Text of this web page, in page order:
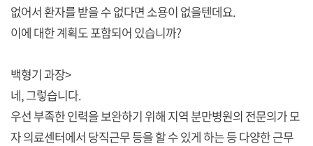
없어서 환자를 받을 수 없다면 소용이 없을텐데요.
이에 대한 계획도 포함되어 있습니까?
백형기 과장>
네, 그렇습니다.
우선 부족한 인력을 보완하기 위해 지역 분만병원의 전문의가 모
자 의료센터에서 당직근무 등을 할 수 있게 하는 등 다양한 근무